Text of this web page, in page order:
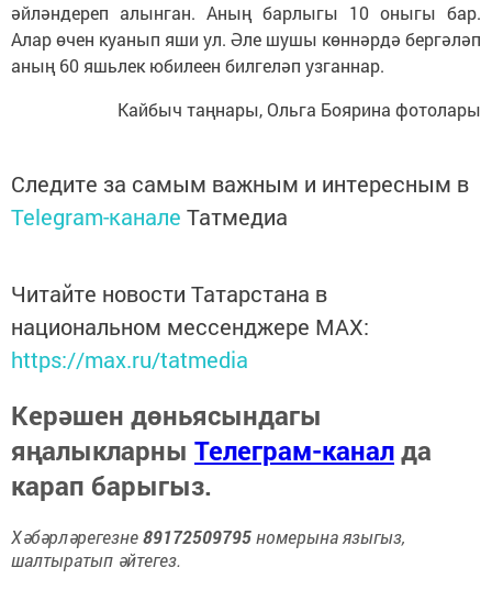
әйләндереп алынган. Аның барлыгы 10 оныгы бар.
Алар өчен куанып яши ул. Әле шушы көннәрдә бергәләп
аның 60 яшьлек юбилеен билгеләп узганнар.
Кайбыч таңнары, Ольга Боярина фотолары
Следите за самым важным и интересным в
Telegram-канале Татмедиа
Читайте новости Татарстана в
национальном мессенджере MАХ:
https://max.ru/tatmedia
Керәшен дөньясындагы
яңалыкларны Телеграм-каналда
карап барыгыз.
Хәбәрләрегезне89172509795номерына языгыз,
шалтыратып әйтегез.